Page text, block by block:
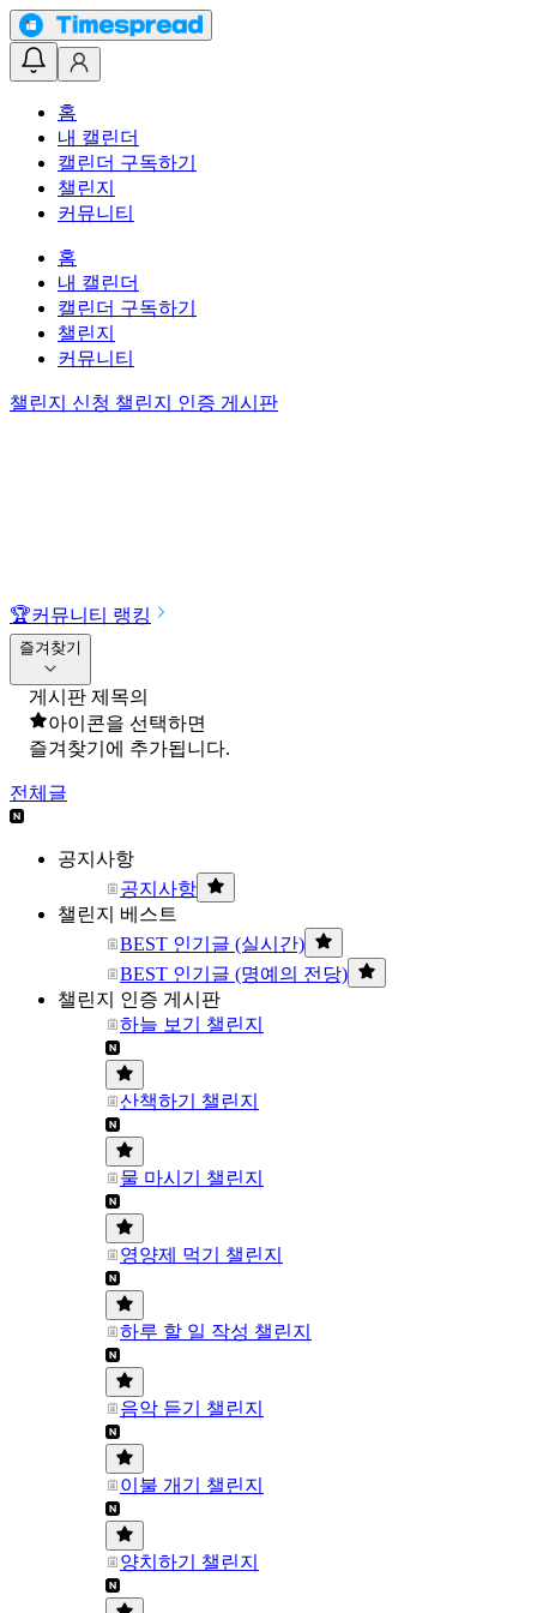
홈
내 캘린더
캘린더 구독하기
챌린지
커뮤니티
홈
내 캘린더
캘린더 구독하기
챌린지
커뮤니티
챌린지 신청 챌린지 인증 게시판
🏆커뮤니티 랭킹
즐겨찾기
게시판 제목의
아이콘을 선택하면
즐겨찾기에 추가됩니다.
전체글
공지사항
공지사항
챌린지 베스트
BEST 인기글 (실시간)
BEST 인기글 (명예의 전당)
챌린지 인증 게시판
하늘 보기 챌린지
산책하기 챌린지
물 마시기 챌린지
영양제 먹기 챌린지
하루 할 일 작성 챌린지
음악 듣기 챌린지
이불 개기 챌린지
양치하기 챌린지